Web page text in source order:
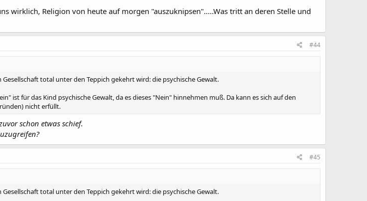
wirklich, Religion von heute auf morgen "auszuknipsen".....Was tritt an deren Stelle und
#44
total unter den Teppich gekehrt wird: die psychische Gewalt.
ist für das Kind psychische Gewalt, da es dieses "Nein" hinnehmen muß. Da kann es sich auf den
nicht erfüllt.
schon etwas schief.
#45
total unter den Teppich gekehrt wird: die psychische Gewalt.